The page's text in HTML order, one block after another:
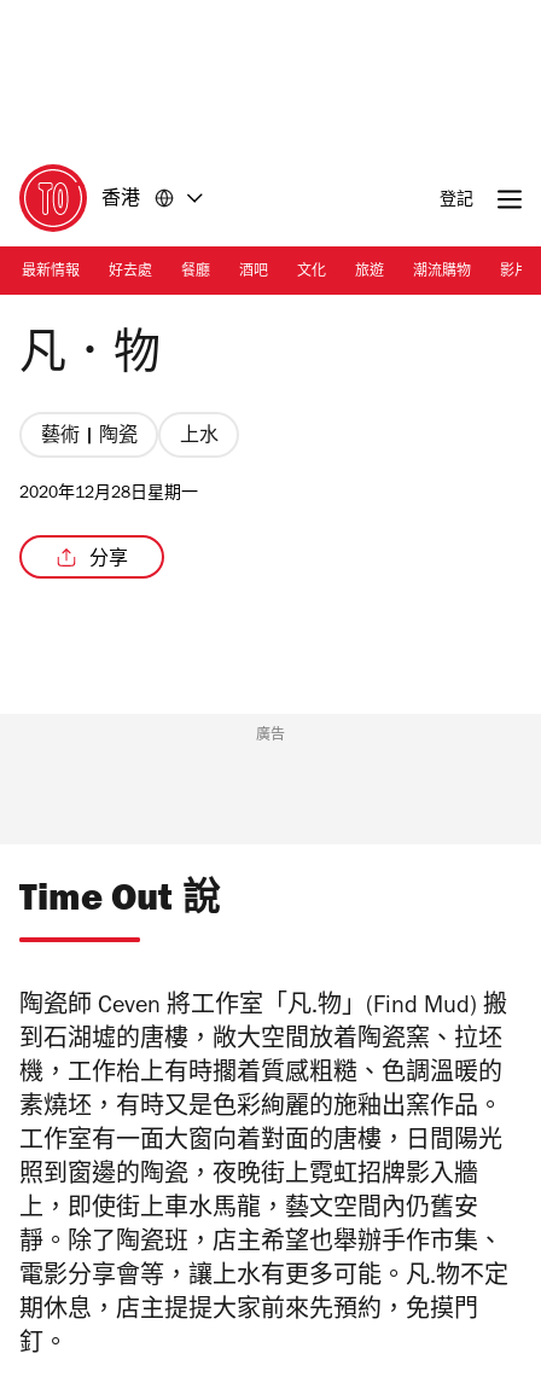
香港 登記
最新情報 好去處 餐廳 酒吧 文化 旅遊 潮流購物 影片
Photograph: Courtesy Find Mud
凡．物
藝術 | 陶瓷 上水
2020年12月28日星期一
分享
廣告
Time Out 說
陶瓷師 Ceven 將工作室「凡.物」(Find Mud) 搬
到石湖墟的唐樓，敞大空間放着陶瓷窯、拉坯
機，工作枱上有時擱着質感粗糙、色調溫暖的
素燒坯，有時又是色彩絢麗的施釉出窯作品。
工作室有一面大窗向着對面的唐樓，日間陽光
照到窗邊的陶瓷，夜晚街上霓虹招牌影入牆
上，即使街上車水馬龍，藝文空間內仍舊安
靜。除了陶瓷班，店主希望也舉辦手作市集、
電影分享會等，讓上水有更多可能。凡.物不定
期休息，店主提提大家前來先預約，免摸門
釘。